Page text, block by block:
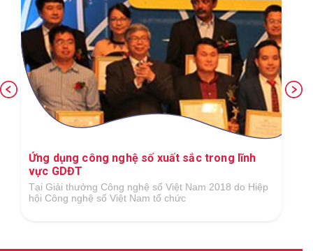
Ứng dụng công nghệ số xuất sắc trong lĩnh
vực GDĐT
Tại Giải thưởng Công nghệ số Việt Nam 2018 do Hiệp
hội Công nghệ số Việt Nam tổ chức